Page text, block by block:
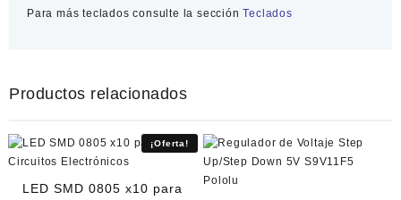
Para más teclados consulte la secciónTeclados
Productos relacionados
¡Oferta!
LED SMD 0805 x10 para